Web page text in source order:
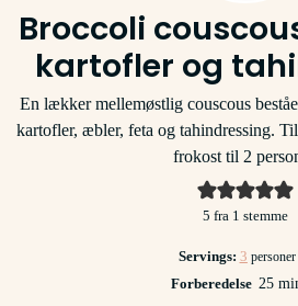
Broccoli
kartofler og
En lækker mellemøstlig couscous
kartofler, æbler, feta og tahindressing.
frokost til 2
5 fra 1 stemme
Servings: 3 personer
Forberedelse 25